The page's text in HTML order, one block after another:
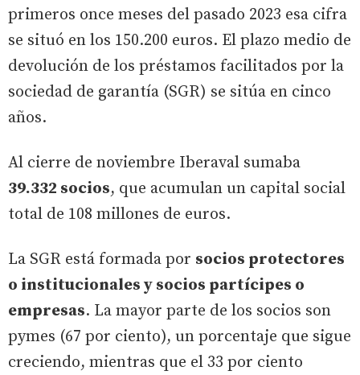
primeros once meses del pasado 2023 esa cifra
se situó en los 150.200 euros. El plazo medio de
devolución de los préstamos facilitados por la
sociedad de garantía (SGR) se sitúa en cinco
años.
Al cierre de noviembre Iberaval sumaba
39.332 socios, que acumulan un capital social
total de 108 millones de euros.
La SGR está formada por socios protectores
o institucionales y socios partícipes o
empresas. La mayor parte de los socios son
pymes (67 por ciento), un porcentaje que sigue
creciendo, mientras que el 33 por ciento